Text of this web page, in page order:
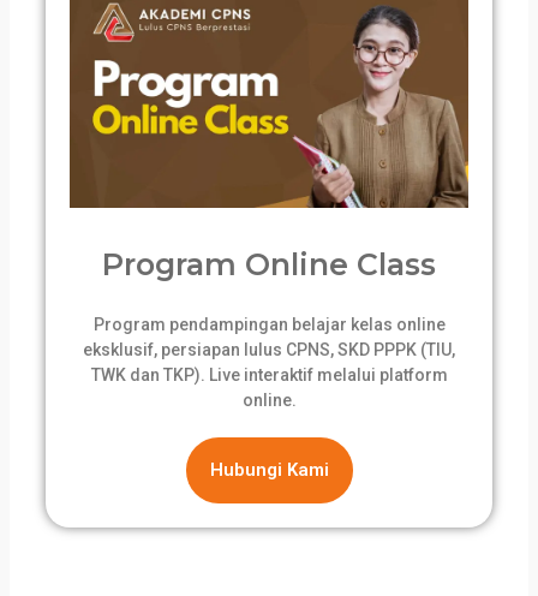
Program Online Class
Program pendampingan belajar kelas online
eksklusif, persiapan lulus CPNS, SKD PPPK (TIU,
TWK dan TKP). Live interaktif melalui platform
online.
Hubungi Kami